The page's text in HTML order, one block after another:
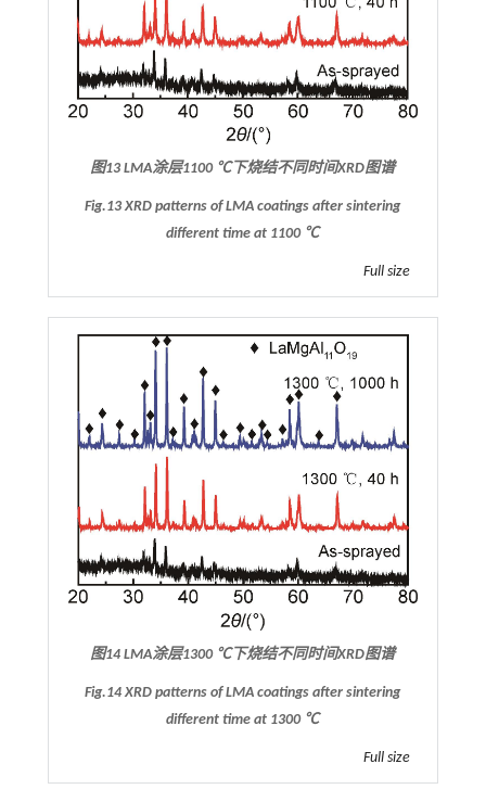
图13 LMA涂层1100 ℃下烧结不同时间XRD图谱
Fig.13 XRD patterns of LMA coatings after sintering
different time at 1100 ℃
Full size
图14 LMA涂层1300 ℃下烧结不同时间XRD图谱
Fig.14 XRD patterns of LMA coatings after sintering
different time at 1300 ℃
Full size